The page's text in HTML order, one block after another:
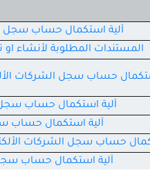
آلية استكمال حساب سجل
المستندات المطلوبة لأنشاء
حساب سجل الشركات
آلية استكمال حساب سجل
آلية استكمال حساب
حساب سجل الشركات
آلية استكمال حساب